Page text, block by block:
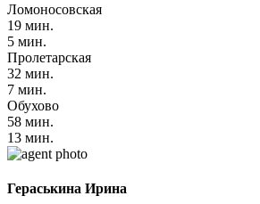
Ломоносовская
19 мин.
5 мин.
Пролетарская
32 мин.
7 мин.
Обухово
58 мин.
13 мин.
Гераськина Ирина